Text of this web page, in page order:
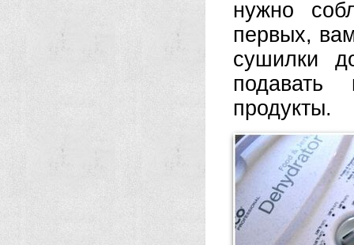
нужно
первых,
сушилки
подавать
продукты.